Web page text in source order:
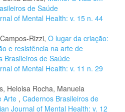
de Saúde
of Mental Health: v. 15 n. 44
Rizzi, O lugar da criação:
e resistência na arte de
Brasileiros de Saúde
of Mental Health: v. 11 n. 29
Heloisa Rocha, Manuela
Arte , Cadernos Brasileiros de
Journal of Mental Health: v. 12